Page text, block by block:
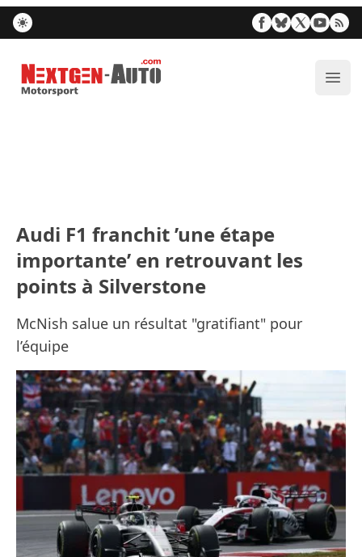
Nextgen-Auto.com
Audi F1 franchit ’une étape
importante’ en retrouvant les
points à Silverstone
McNish salue un résultat "gratifiant" pour
l’équipe